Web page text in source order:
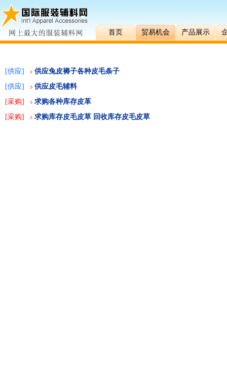
首页 贸易机会 产品展示
[供应]
供应兔皮褥子各种皮毛条子
[供应]
供应皮毛辅料
[采购]
求购各种库存皮革
[采购]
求购库存皮毛皮草 回收库存皮毛皮草